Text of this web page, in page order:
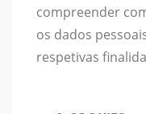
compreender
os dados
respetivas